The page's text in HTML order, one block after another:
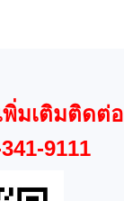
พิ่มเติมติดต่อ
9111